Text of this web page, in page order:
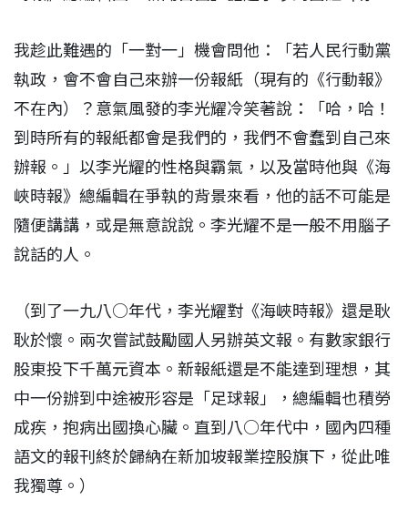
我趁此難遇的「一對一」機會問他：「若人民行動黨
執政，會不會自己來辦一份報紙（現有的《行動報》
不在內）？意氣風發的李光耀冷笑著說：「哈，哈！
到時所有的報紙都會是我們的，我們不會蠢到自己來
辦報。」以李光耀的性格與霸氣，以及當時他與《海
峽時報》總編輯在爭執的背景來看，他的話不可能是
隨便講講，或是無意說說。李光耀不是一般不用腦子
說話的人。
（到了一九八○年代，李光耀對《海峽時報》還是耿
耿於懷。兩次嘗試鼓勵國人另辦英文報。有數家銀行
股東投下千萬元資本。新報紙還是不能達到理想，其
中一份辦到中途被形容是「足球報」，總編輯也積勞
成疾，抱病出國換心臟。直到八○年代中，國內四種
語文的報刊終於歸納在新加坡報業控股旗下，從此唯
我獨尊。）